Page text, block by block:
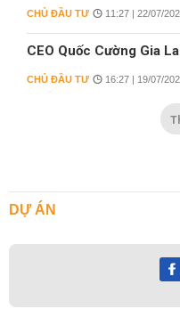
CHỦ ĐẦU TƯ 11:27 | 22/07/
CEO Quốc Cường Gia
CHỦ ĐẦU TƯ 16:27 | 19/07/
DỰ ÁN